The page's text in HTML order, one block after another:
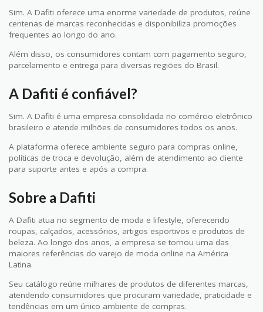
Sim. A Dafiti oferece uma enorme variedade de produtos, reúne
centenas de marcas reconhecidas e disponibiliza promoções
frequentes ao longo do ano.
Além disso, os consumidores contam com pagamento seguro,
parcelamento e entrega para diversas regiões do Brasil.
A Dafiti é confiável?
Sim. A Dafiti é uma empresa consolidada no comércio eletrônico
brasileiro e atende milhões de consumidores todos os anos.
A plataforma oferece ambiente seguro para compras online,
políticas de troca e devolução, além de atendimento ao cliente
para suporte antes e após a compra.
Sobre a Dafiti
A Dafiti atua no segmento de moda e lifestyle, oferecendo
roupas, calçados, acessórios, artigos esportivos e produtos de
beleza. Ao longo dos anos, a empresa se tornou uma das
maiores referências do varejo de moda online na América
Latina.
Seu catálogo reúne milhares de produtos de diferentes marcas,
atendendo consumidores que procuram variedade, praticidade e
tendências em um único ambiente de compras.